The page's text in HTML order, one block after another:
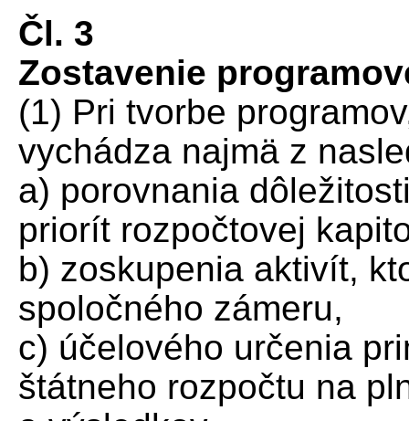
Čl. 3
Zostavenie
(1) Pri tvorbe
vychádza najmä z
a) porovnania
priorít rozpočtovej
b) zoskupenia aktivít,
spoločného zámeru,
c) účelového určenia
štátneho rozpočtu na